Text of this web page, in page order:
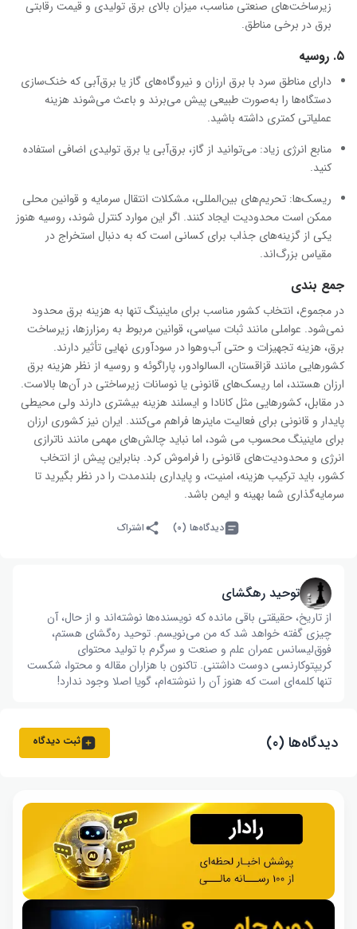
زیرساخت‌های صنعتی مناسب، میزان بالای برق تولیدی و قیمت رقابتی
برق در برخی مناطق.
۵. روسیه
دارای مناطق سرد با برق ارزان و نیروگاه‌های گاز یا برق‌آبی که خنک‌سازی
دستگاه‌ها را به‌صورت طبیعی پیش می‌برند و باعث می‌شوند هزینه
عملیاتی کمتری داشته باشید.
منابع انرژی زیاد: می‌توانید از گاز، برق‌آبی یا برق تولیدی اضافی استفاده
کنید.
ریسک‌ها: تحریم‌های بین‌المللی، مشکلات انتقال سرمایه و قوانین محلی
ممکن است محدودیت ایجاد کنند. اگر این موارد کنترل شوند، روسیه هنوز
یکی از گزینه‌های جذاب برای کسانی است که به دنبال استخراج در
مقیاس بزرگ‌اند.
جمع بندی
در مجموع، انتخاب کشور مناسب برای ماینینگ تنها به هزینه برق محدود
نمی‌شود. عواملی مانند ثبات سیاسی، قوانین مربوط به رمزارزها، زیرساخت
برق، هزینه تجهیزات و حتی آب‌وهوا در سودآوری نهایی تأثیر دارند.
کشورهایی مانند قزاقستان، السالوادور، پاراگوئه و روسیه از نظر هزینه برق
ارزان هستند، اما ریسک‌های قانونی یا نوسانات زیرساختی در آن‌ها بالاست.
در مقابل، کشورهایی مثل کانادا و ایسلند هزینه بیشتری دارند ولی محیطی
پایدار و قانونی برای فعالیت ماینرها فراهم می‌کنند. ایران نیز کشوری ارزان
برای ماینینگ محسوب می شود، اما نباید چالش‌های مهمی مانند ناترازی
انرژی و محدودیت‌های قانونی را فراموش کرد. بنابراین پیش از انتخاب
کشور، باید ترکیب هزینه، امنیت، و پایداری بلندمدت را در نظر بگیرید تا
سرمایه‌گذاری شما بهینه و ایمن باشد.
دیدگاه‌ها (۰) اشتراک
توحید رهگشای
از تاریخ، حقیقتی باقی مانده که نویسنده‌ها نوشته‌اند و از حال، آن
چیزی گفته خواهد شد که من می‌نویسم. توحید ره‌گشای هستم،
فوق‌لیسانس عمران علم و صنعت و سرگرم با تولید محتوای
کریپتوکارنسی دوست داشتنی. تاکنون با هزاران مقاله و محتوا، شکست
تنها کلمه‌ای است که هنوز آن را ننوشته‌ام، گویا اصلا وجود ندارد!
دیدگاه‌ها (۰) ثبت دیدگاه